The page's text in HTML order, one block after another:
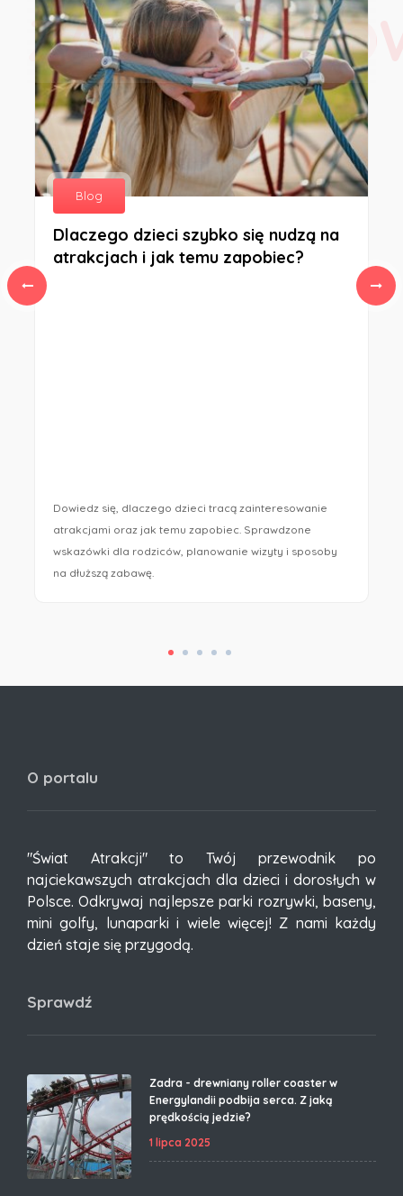
Blog
Dlaczego dzieci szybko się nudzą na
atrakcjach i jak temu zapobiec?
Dowiedz się, dlaczego dzieci tracą zainteresowanie
atrakcjami oraz jak temu zapobiec. Sprawdzone
wskazówki dla rodziców, planowanie wizyty i sposoby
na dłuższą zabawę.
O portalu
"Świat Atrakcji" to Twój przewodnik po
najciekawszych atrakcjach dla dzieci i dorosłych w
Polsce. Odkrywaj najlepsze parki rozrywki, baseny,
mini golfy, lunaparki i wiele więcej! Z nami każdy
dzień staje się przygodą.
Sprawdź
Zadra - drewniany roller coaster w
Energylandii podbija serca. Z jaką
prędkością jedzie?
1 lipca 2025